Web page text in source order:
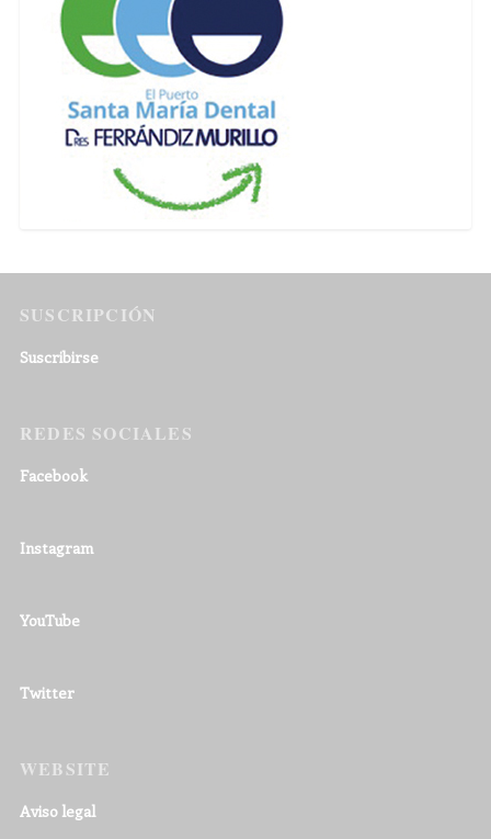
SUSCRIPCIÓN
Suscribirse
REDES SOCIALES
Facebook
Instagram
YouTube
Twitter
WEBSITE
Aviso legal